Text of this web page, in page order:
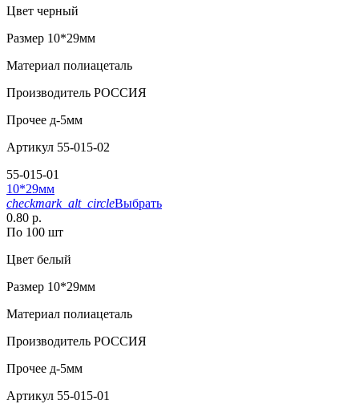
Цвет черный
Размер 10*29мм
Материал полиацеталь
Производитель РОССИЯ
Прочее д-5мм
Артикул 55-015-02
55-015-01
10*29мм
checkmark_alt_circleВыбрать
0.80 р.
По 100 шт
Цвет белый
Размер 10*29мм
Материал полиацеталь
Производитель РОССИЯ
Прочее д-5мм
Артикул 55-015-01